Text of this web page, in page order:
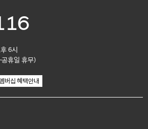
6시
공휴일 휴무)
멤버십 혜택안내